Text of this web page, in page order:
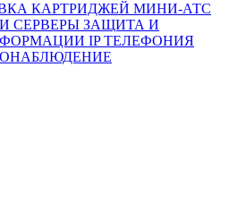
КАРТРИДЖЕЙ МИНИ-АТС
СЕРВЕРЫ ЗАЩИТА И
IP ТЕЛЕФОНИЯ